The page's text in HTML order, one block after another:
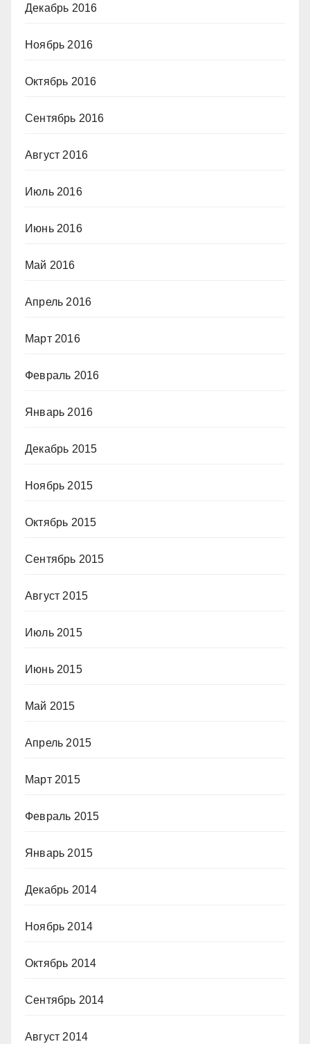
Декабрь 2016
Ноябрь 2016
Октябрь 2016
Сентябрь 2016
Август 2016
Июль 2016
Июнь 2016
Май 2016
Апрель 2016
Март 2016
Февраль 2016
Январь 2016
Декабрь 2015
Ноябрь 2015
Октябрь 2015
Сентябрь 2015
Август 2015
Июль 2015
Июнь 2015
Май 2015
Апрель 2015
Март 2015
Февраль 2015
Январь 2015
Декабрь 2014
Ноябрь 2014
Октябрь 2014
Сентябрь 2014
Август 2014